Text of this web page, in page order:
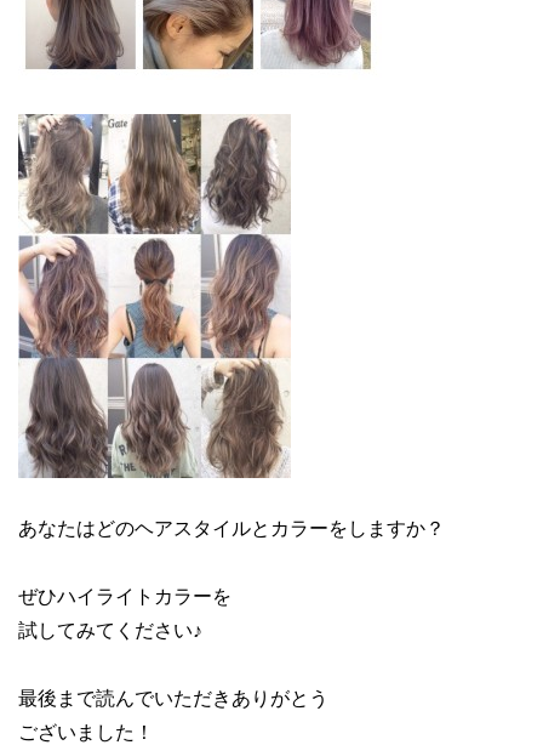
あなたはどのヘアスタイルとカラーをしますか？
ぜひハイライトカラーを
試してみてください♪
最後まで読んでいただきありがとう
ございました！